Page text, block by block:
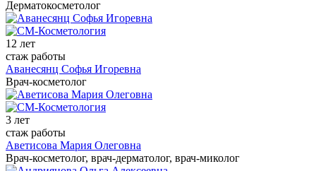
Дерматокосметолог
12 лет
стаж работы
Аванесянц Софья Игоревна
Врач-косметолог
3 лет
стаж работы
Аветисова Мария Олеговна
Врач-косметолог, врач-дерматолог, врач-миколог